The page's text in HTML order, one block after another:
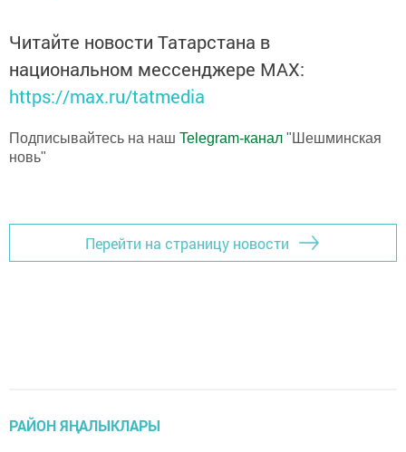
Читайте новости Татарстана в
национальном мессенджере MАХ:
https://max.ru/tatmedia
Подписывайтесь на наш Telegram-канал "Шешминская
новь"
Перейти на страницу новости
РАЙОН ЯҢАЛЫКЛАРЫ